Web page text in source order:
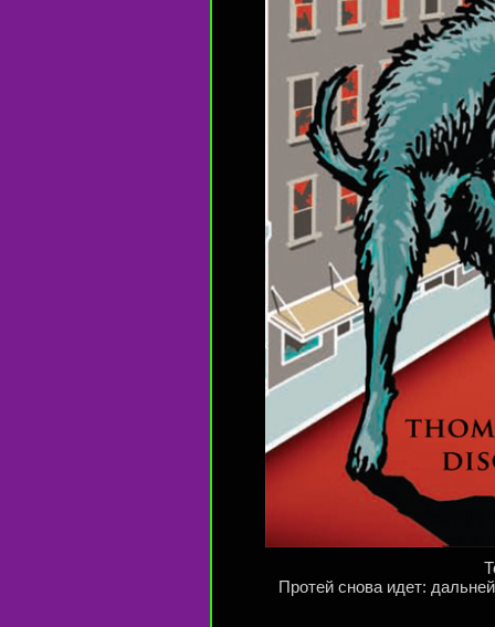
Протей снова идет: